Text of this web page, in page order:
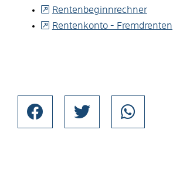
Rentenbeginnrechner
Rentenkonto -